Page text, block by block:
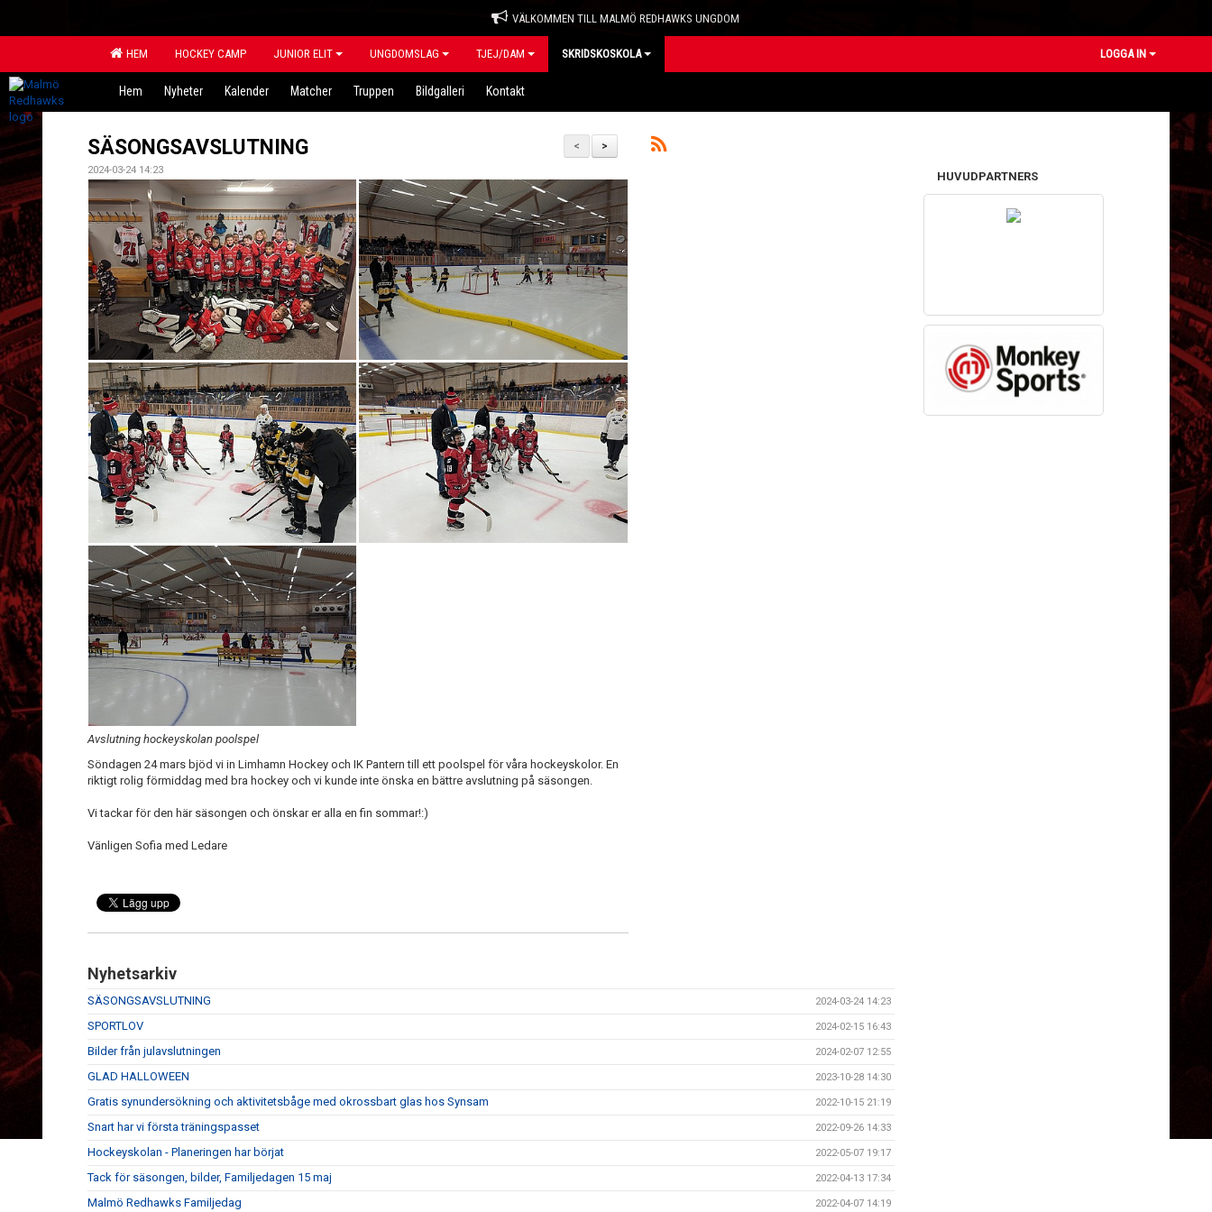
VÄLKOMMEN TILL MALMÖ REDHAWKS UNGDOM
HEM HOCKEY CAMP JUNIOR ELIT UNGDOMSLAG TJEJ/DAM SKRIDSKOSKOLA LOGGA IN
Hem Nyheter Kalender Matcher Truppen Bildgalleri Kontakt
>
<
SÄSONGSAVSLUTNING
2024-03-24 14:23
Avslutning hockeyskolan poolspel
Söndagen 24 mars bjöd vi in Limhamn Hockey och IK Pantern till ett poolspel för våra hockeyskolor. En
riktigt rolig förmiddag med bra hockey och vi kunde inte önska en bättre avslutning på säsongen.
Vi tackar för den här säsongen och önskar er alla en fin sommar!:)
Vänligen Sofia med Ledare
Nyhetsarkiv
SÄSONGSAVSLUTNING 2024-03-24 14:23
SPORTLOV 2024-02-15 16:43
Bilder från julavslutningen 2024-02-07 12:55
GLAD HALLOWEEN 2023-10-28 14:30
Gratis synundersökning och aktivitetsbåge med okrossbart glas hos Synsam 2022-10-15 21:19
Snart har vi första träningspasset 2022-09-26 14:33
Hockeyskolan - Planeringen har börjat 2022-05-07 19:17
Tack för säsongen, bilder, Familjedagen 15 maj 2022-04-13 17:34
Malmö Redhawks Familjedag 2022-04-07 14:19
HUVUDPARTNERS